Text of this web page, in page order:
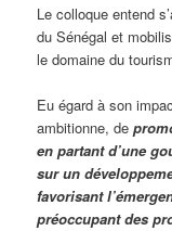
Le colloque entend
du Sénégal et
le domaine du
Eu égard à son
ambitionne, de
en partant d’une
sur un
favorisant
préoccupant des